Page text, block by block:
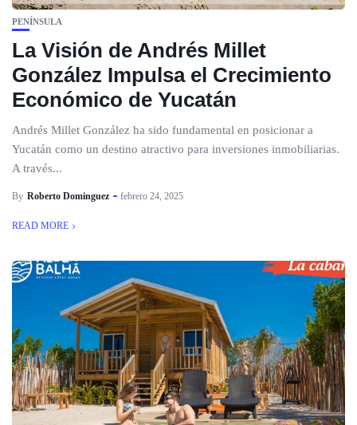
PENÍNSULA
La Visión de Andrés Millet
González Impulsa el Crecimiento
Económico de Yucatán
Andrés Millet González ha sido fundamental en posicionar a
Yucatán como un destino atractivo para inversiones inmobiliarias.
A través...
By Roberto Dominguez febrero 24, 2025
READ MORE